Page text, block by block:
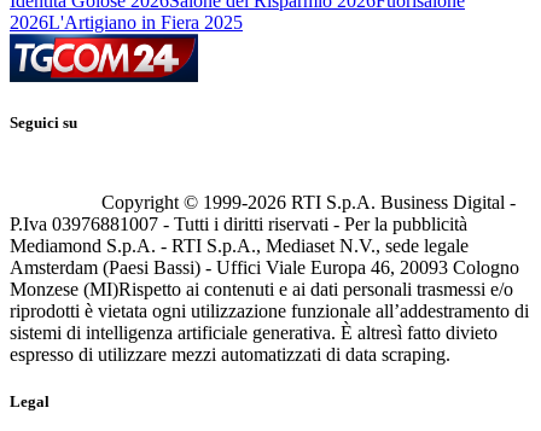
2026L'Artigiano in Fiera 2025
Seguici su
Copyright © 1999-2026 RTI S.p.A. Business Digital -
P.Iva 03976881007 - Tutti i diritti riservati - Per la pubblicità
Mediamond S.p.A. - RTI S.p.A., Mediaset N.V., sede legale
Amsterdam (Paesi Bassi) - Uffici Viale Europa 46, 20093 Cologno
Monzese (MI)Rispetto ai contenuti e ai dati personali trasmessi e/o
riprodotti è vietata ogni utilizzazione funzionale all’addestramento di
sistemi di intelligenza artificiale generativa. È altresì fatto divieto
espresso di utilizzare mezzi automatizzati di data scraping.
Legal